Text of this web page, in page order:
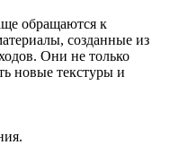
обращаются к
созданные из
Они не только
новые текстуры и